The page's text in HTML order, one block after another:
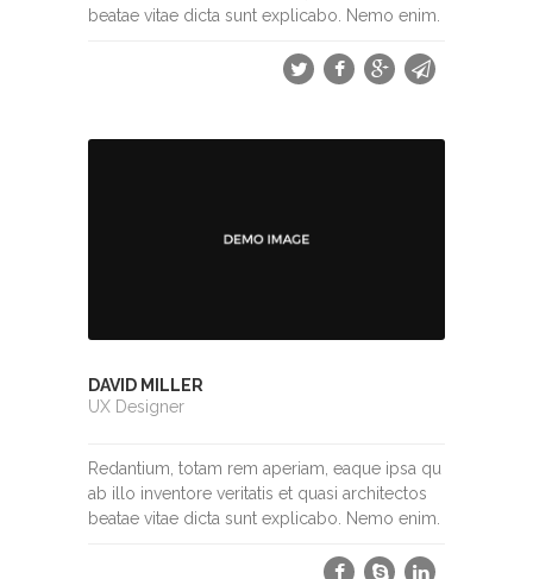
beatae vitae dicta sunt explicabo. Nemo enim.
DAVID MILLER
UX Designer
Redantium, totam rem aperiam, eaque ipsa qu
ab illo inventore veritatis et quasi architectos
beatae vitae dicta sunt explicabo. Nemo enim.